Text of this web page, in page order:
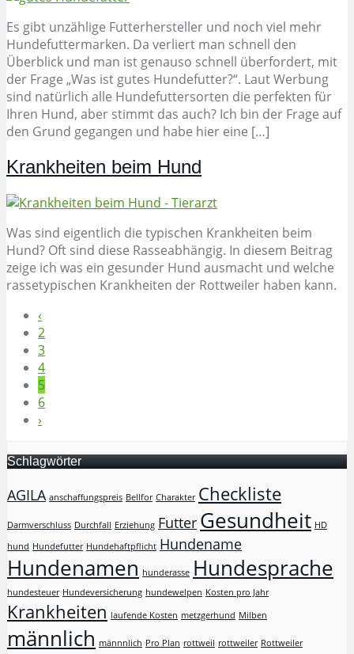
Es gibt unzählige Futterhersteller und noch viel mehr
Hundefuttermarken. Da verliert man schnell den
Überblick und man ist genauso schnell überfordert, mit
der Frage „Was ist gutes Hundefutter?“. Laut Werbung
sind natürlich alle Hundefuttersorten die perfekten für
Ihren Hund, aber stimmt das auch? Ich bin der Frage auf
den Grund gegangen und habe hier eine […]
Krankheiten beim Hund
Was sind eigentlich die typischen Krankheiten beim
Hund? Oft sind diese Rasseabhängig. In diesem Beitrag
zeige ich was ein gesunder Hund ausmacht und welche
rassetypischen Krankheiten der Rottweiler haben kann.
‹
2
3
4
5
6
›
Schlagwörter
AGILA anschaffungspreis Bellfor Charakter Checkliste
Darmverschluss Durchfall Erziehung Futter Gesundheit HD
hund Hundefutter Hundehaftpflicht Hundename
Hundenamen hunderasse Hundesprache
hundesteuer Hundeversicherung hundewelpen Kosten pro Jahr
Krankheiten laufende Kosten metzgerhund Milben
männlich männnlich Pro Plan rottweil rottweiler Rottweiler